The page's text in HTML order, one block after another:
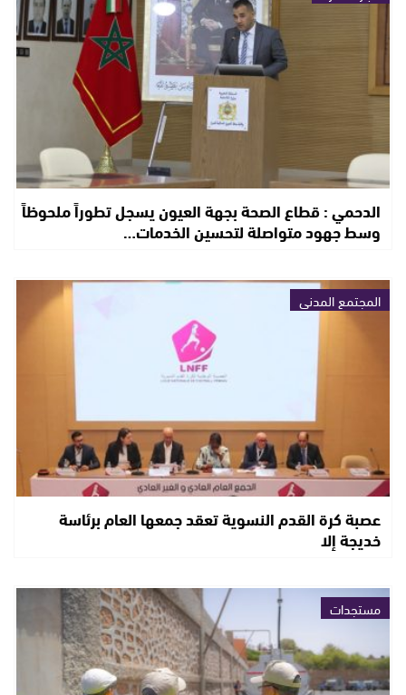
الدحمي : قطاع الصحة بجهة العيون يسجل تطوراً ملحوظاً
وسط جهود متواصلة لتحسين الخدمات…
المجتمع المدني
عصبة كرة القدم النسوية تعقد جمعها العام برئاسة
خديجة إلا
مستجدات